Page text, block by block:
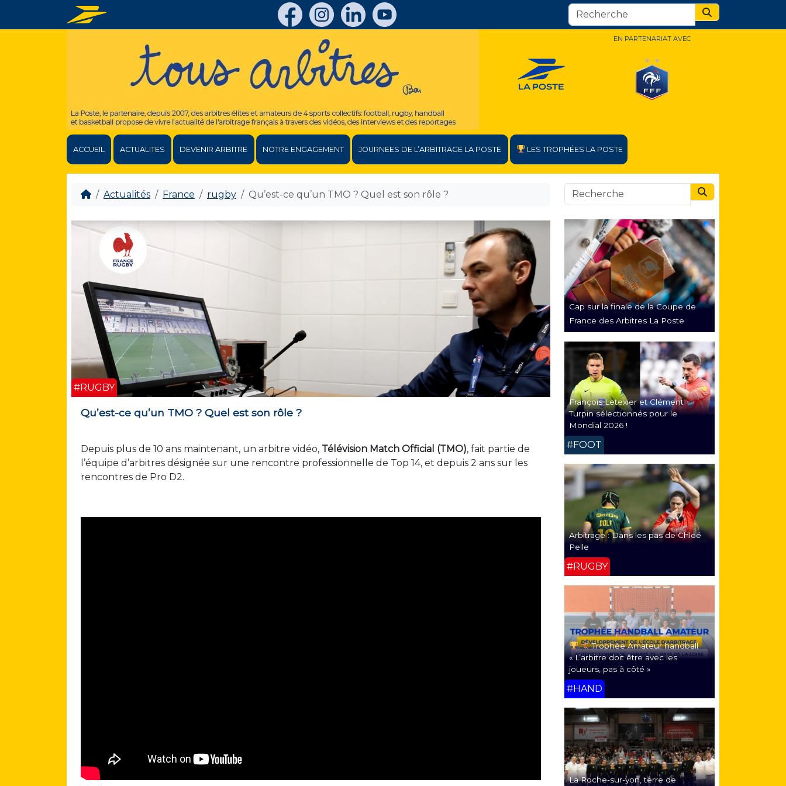
Search
EN PARTENARIAT AVEC
ACCUEIL ACTUALITES DEVENIR ARBITRE NOTRE ENGAGEMENT JOURNEES DE L’ARBITRAGE LA POSTE LES TROPHÉES LA POSTE
Actualités France rugby Qu’est-ce qu’un TMO ? Quel est son rôle ?
#RUGBY
Qu’est-ce qu’un TMO ? Quel est son rôle ?
Depuis plus de 10 ans maintenant, un arbitre vidéo, Télévision Match Official (TMO), fait partie de
l’équipe d’arbitres désignée sur une rencontre professionnelle de Top 14, et depuis 2 ans sur les
rencontres de Pro D2.
Search
Cap sur la finale de la Coupe de
France des Arbitres La Poste
François Letexier et Clément
Turpin sélectionnés pour le
Mondial 2026 !
#FOOT
Arbitrage : Dans les pas de Chloé
Pelle
#RUGBY
Trophée Amateur handball
« L’arbitre doit être avec les
joueurs, pas à côté »
#HAND
La Roche-sur-yon, terre de